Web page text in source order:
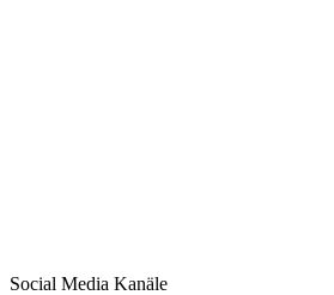
Social Media Kanäle